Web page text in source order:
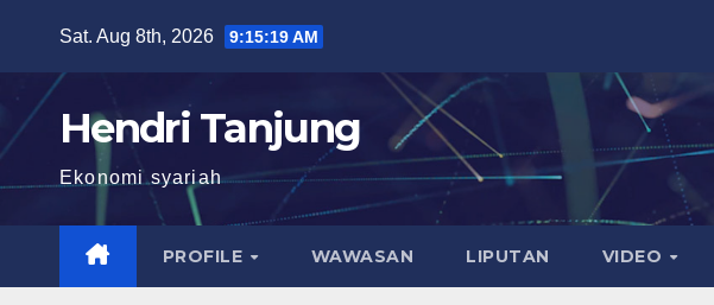
content
Sat. Aug 8th, 2026 9:15:20 AM
Hendri Tanjung
Ekonomi syariah
PROFILE WAWASAN LIPUTAN VIDEO